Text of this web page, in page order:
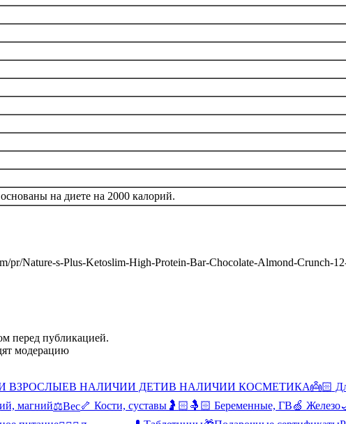
на диете на 2000 калорий.
pr/Nature-s-Plus-Ketoslim-High-Protein-Bar-Chocolate-Almond-Crunch-
перед публикацией.
модерацию
ВЗРОСЛЫЕВ НАЛИЧИИ ДЕТИВ НАЛИЧИИ КОСМЕТИКА👼🏻
магний⚖️Вес🦴 Кости, суставы 🤰🏻🤱🏻 Беременные, ГВ🍏 Железо